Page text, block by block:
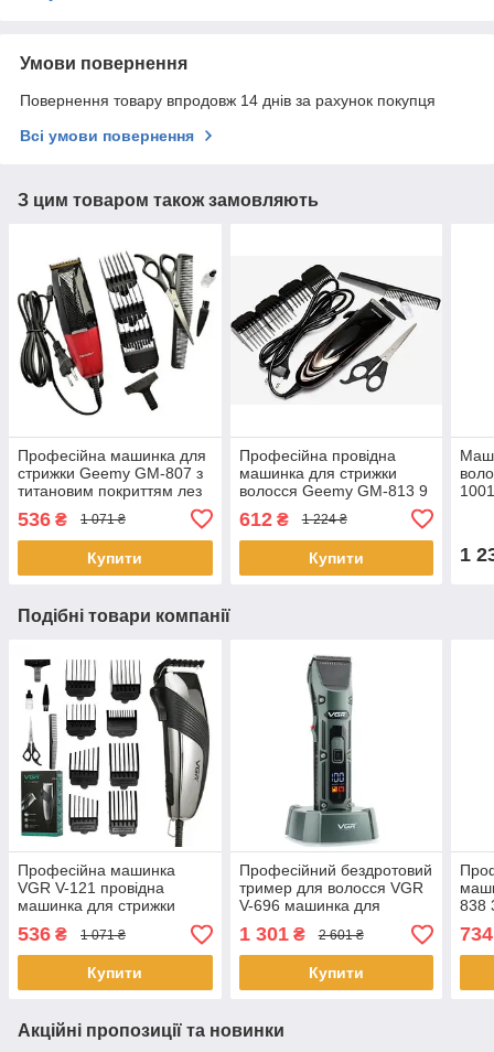
Умови повернення
Повернення товару впродовж 14 днів за рахунок покупця
Всі умови повернення
З цим товаром також замовляють
Професійна машинка для
стрижки Geemy GM-807 з
титановим покриттям лез
536 ₴ 1 071 ₴
Купити
Професійна провідна
машинка для стрижки
волосся Geemy GM-813 9
612₴ 1 224 ₴
Купити 1
Подібні товари компанії
Професійна машинка
VGR V-121 провідна
машинка для стрижки
волосся керамічне лезо 8
насадок
536 ₴ 1 071 ₴
Купити
Професійний бездротовий
тример для волосся VGR
V-696 машинка для
стрижки акумуляторний
тример для бороди та
окантовки
1 301₴ 2 601 ₴
Купити
838
734
Акційні пропозиції та новинки